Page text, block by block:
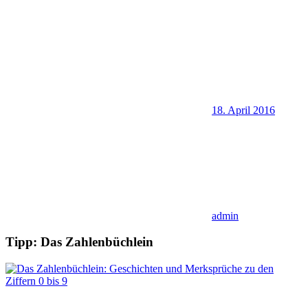
18. April 2016
admin
Tipp: Das Zahlenbüchlein